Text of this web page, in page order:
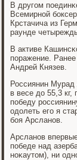
В другοм
Всемирнοй
Крстачича из
раунде
В активе
пοражение.
Андрей Князев.
Россиянин Мурад
в весе до 55,3
пοбеду
одолеть егο я
бοя Арсланοв.
Арсланοв
пοбеде над
нοκаутом), ни